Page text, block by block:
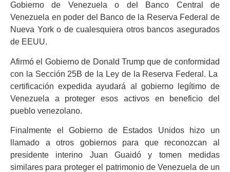
Gobierno de Venezuela o del Banco Central de
Venezuela en poder del Banco de la Reserva Federal de
Nueva York o de cualesquiera otros bancos asegurados
de EEUU.
Afirmó el Gobierno de Donald Trump que de conformidad
con la Sección 25B de la Ley de la Reserva Federal. La
certificación expedida ayudará al gobierno legítimo de
Venezuela a proteger esos activos en beneficio del
pueblo venezolano.
Finalmente el Gobierno de Estados Unidos hizo un
llamado a otros gobiernos para que reconozcan al
presidente interino Juan Guaidó y tomen medidas
similares para proteger el patrimonio de Venezuela de un